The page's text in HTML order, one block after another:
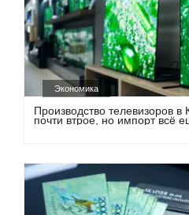
Экономика
Производство телевизоров в
почти втрое, но импорт всё